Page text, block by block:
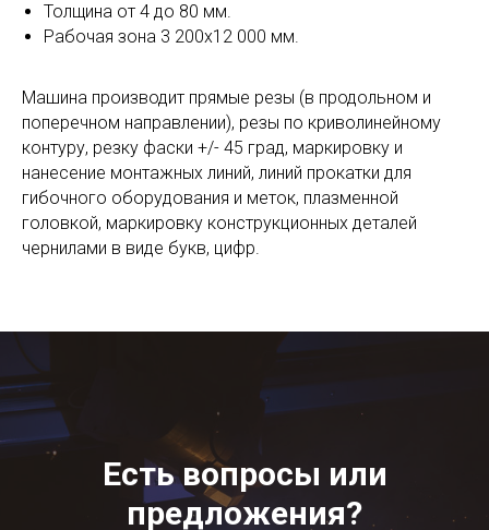
Толщина от 4 до 80 мм.
Рабочая зона 3 200х12 000 мм.
Машина производит прямые резы (в продольном и
поперечном направлении), резы по криволинейному
контуру, резку фаски +/- 45 град, маркировку и
нанесение монтажных линий, линий прокатки для
гибочного оборудования и меток, плазменной
головкой, маркировку конструкционных деталей
чернилами в виде букв, цифр.
Есть вопросы или
предложения?